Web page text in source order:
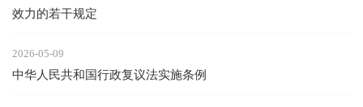
效力的若干规定
2026-05-09
中华人民共和国行政复议法实施条例